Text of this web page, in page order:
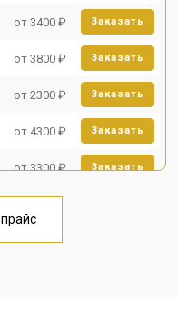
от 3400 ₽ Заказать
от 3800 ₽ Заказать
от 2300 ₽ Заказать
от 4300 ₽ Заказать
от 3300 ₽ Заказать